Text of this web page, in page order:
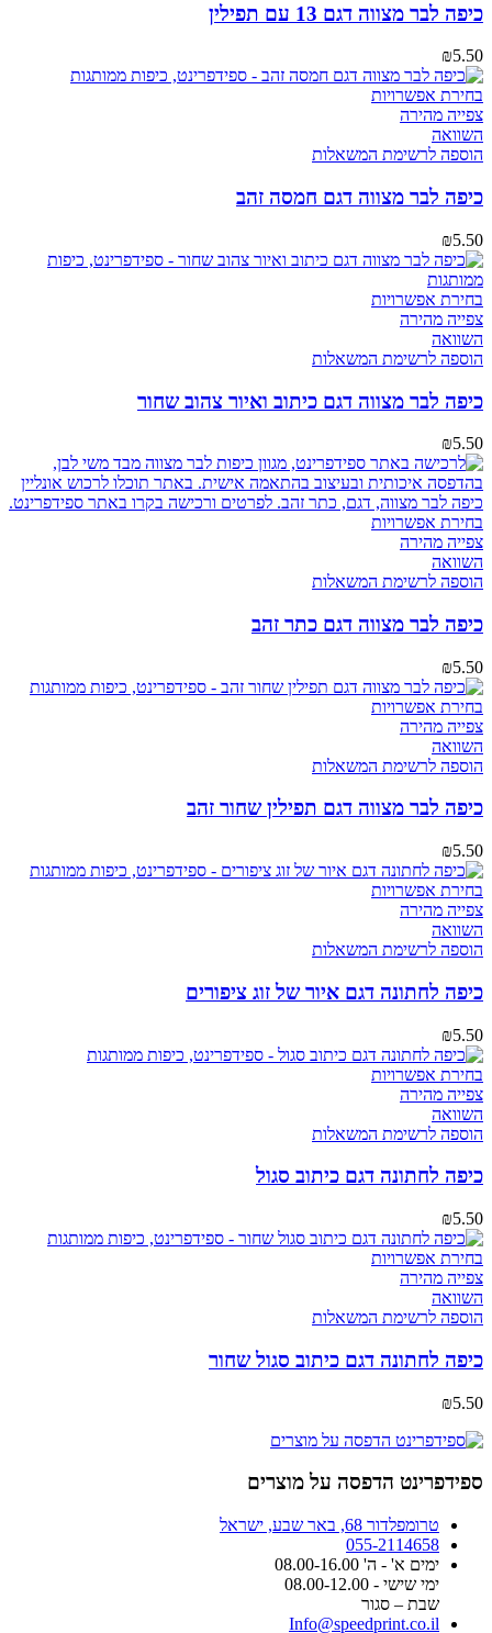
כיפה לבר מצווה דגם 13 עם תפילין
₪5.50
בחירת אפשרויות
צפייה מהירה
השוואה
הוספה לרשימת המשאלות
כיפה לבר מצווה דגם חמסה זהב
₪5.50
בחירת אפשרויות
צפייה מהירה
השוואה
הוספה לרשימת המשאלות
כיפה לבר מצווה דגם כיתוב ואיור צהוב שחור
₪5.50
בחירת אפשרויות
צפייה מהירה
השוואה
הוספה לרשימת המשאלות
כיפה לבר מצווה דגם כתר זהב
₪5.50
בחירת אפשרויות
צפייה מהירה
השוואה
הוספה לרשימת המשאלות
כיפה לבר מצווה דגם תפילין שחור זהב
₪5.50
בחירת אפשרויות
צפייה מהירה
השוואה
הוספה לרשימת המשאלות
כיפה לחתונה דגם איור של זוג ציפורים
₪5.50
בחירת אפשרויות
צפייה מהירה
השוואה
הוספה לרשימת המשאלות
כיפה לחתונה דגם כיתוב סגול
₪5.50
בחירת אפשרויות
צפייה מהירה
השוואה
הוספה לרשימת המשאלות
כיפה לחתונה דגם כיתוב סגול שחור
₪5.50
ספידפרינט הדפסה על מוצרים
טרומפלדור 68, באר שבע, ישראל
055-2114658
ימים א' - ה' 08.00-16.00
ימי שישי - 08.00-12.00
שבת – סגור
Info@speedprint.co.il